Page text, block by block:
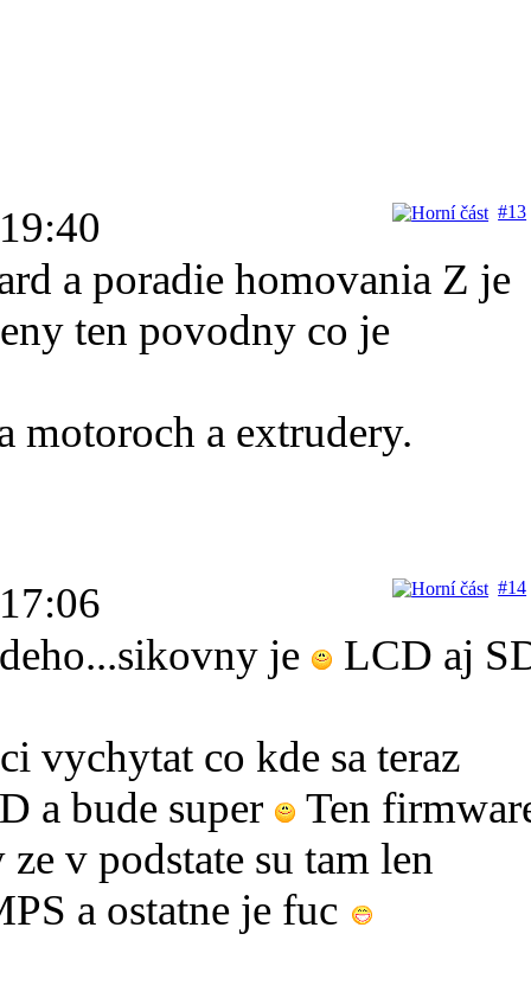
#13
a poradie homovania Z je
ten povodny co je
motoroch a extrudery.
#14
je
LCD aj
vychytat co kde sa teraz
a bude super
Ten
v podstate su tam len
a ostatne je fuc